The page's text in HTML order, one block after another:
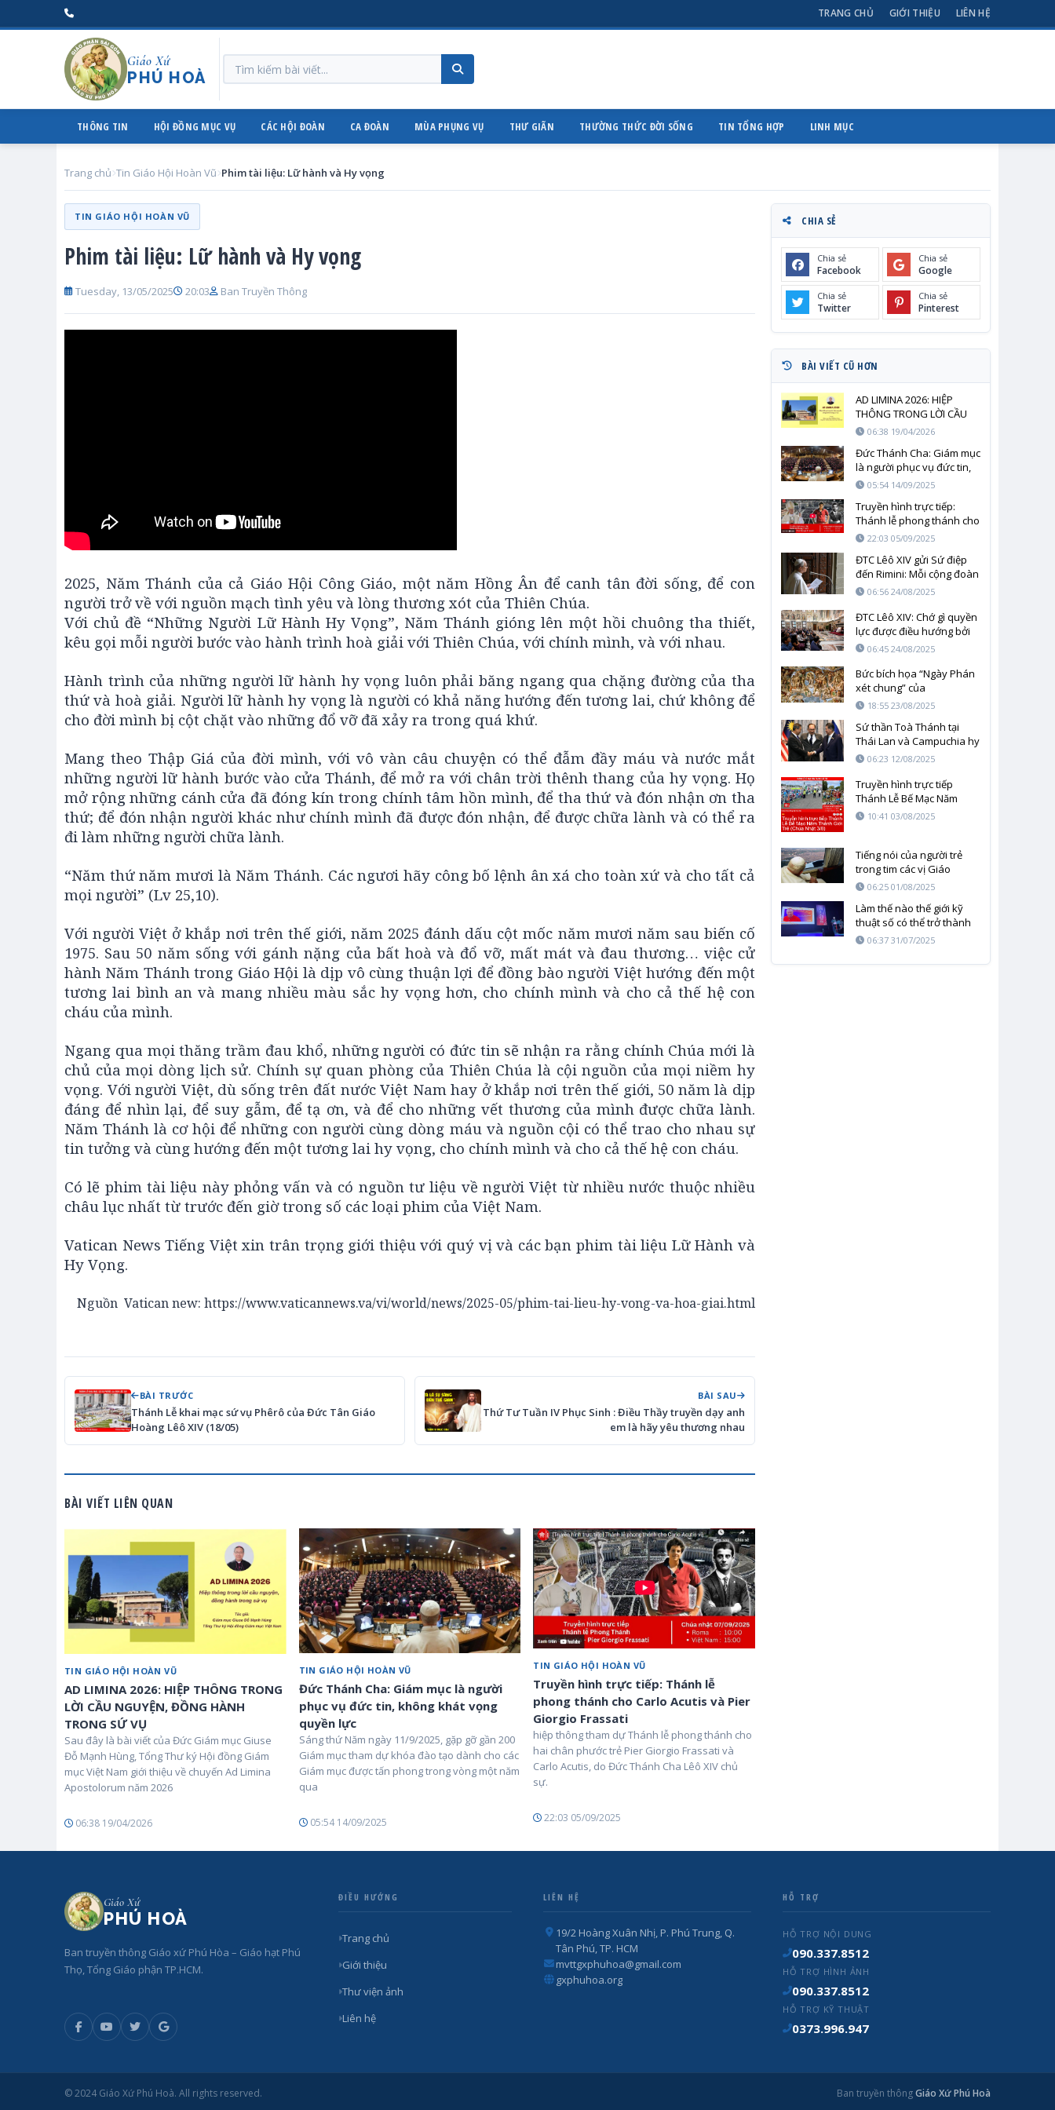
TRANG CHỦ GIỚI THIỆU LIÊN HỆ
Giáo Xứ
PHÚ HOÀ
THÔNG TIN HỘI ĐỒNG MỤC VỤ CÁC HỘI ĐOÀN CA ĐOÀN MÙA PHỤNG VỤ THƯ GIÃN THƯỜNG THỨC ĐỜI SỐNG TIN TỔNG HỢP LINH MỤC
Trang chủ Tin Giáo Hội Hoàn Vũ Phim tài liệu: Lữ hành và Hy vọng
TIN GIÁO HỘI HOÀN VŨ
Phim tài liệu: Lữ hành và Hy vọng
Tuesday, 13/05/2025 20:03 Ban Truyền Thông
2025, Năm Thánh của cả Giáo Hội Công Giáo, một năm Hồng Ân để canh tân đời sống, để con
người trở về với nguồn mạch tình yêu và lòng thương xót của Thiên Chúa.
Với chủ đề “Những Người Lữ Hành Hy Vọng”, Năm Thánh gióng lên một hồi chuông tha thiết,
kêu gọi mỗi người bước vào hành trình hoà giải với Thiên Chúa, với chính mình, và với nhau.
Hành trình của những người lữ hành hy vọng luôn phải băng ngang qua chặng đường của tha
thứ và hoà giải. Người lữ hành hy vọng là người có khả năng hướng đến tương lai, chứ không để
cho đời mình bị cột chặt vào những đổ vỡ đã xảy ra trong quá khứ.
Mang theo Thập Giá của đời mình, với vô vàn câu chuyện có thể đẫm đầy máu và nước mắt
những người lữ hành bước vào cửa Thánh, để mở ra với chân trời thênh thang của hy vọng. Họ
mở rộng những cánh cửa đã đóng kín trong chính tâm hồn mình, để tha thứ và đón nhận ơn tha
thứ; để đón nhận người khác như chính mình đã được đón nhận, để được chữa lành và có thể ra
đi làm những người chữa lành.
“Năm thứ năm mươi là Năm Thánh. Các ngươi hãy công bố lệnh ân xá cho toàn xứ và cho tất cả
mọi người” (Lv 25,10).
Với người Việt ở khắp nơi trên thế giới, năm 2025 đánh dấu cột mốc năm mươi năm sau biến cố
1975. Sau 50 năm sống với gánh nặng của bất hoà và đổ vỡ, mất mát và đau thương… việc cử
hành Năm Thánh trong Giáo Hội là dịp vô cùng thuận lợi để đồng bào người Việt hướng đến một
tương lai bình an và mang nhiều màu sắc hy vọng hơn, cho chính mình và cho cả thế hệ con
cháu của mình.
Ngang qua mọi thăng trầm đau khổ, những người có đức tin sẽ nhận ra rằng chính Chúa mới là
chủ của mọi dòng lịch sử. Chính sự quan phòng của Thiên Chúa là cội nguồn của mọi niềm hy
vọng. Với người Việt, dù sống trên đất nước Việt Nam hay ở khắp nơi trên thế giới, 50 năm là dịp
đáng để nhìn lại, để suy gẫm, để tạ ơn, và để cho những vết thương của mình được chữa lành.
Năm Thánh là cơ hội để những con người cùng dòng máu và nguồn cội có thể trao cho nhau sự
tin tưởng và cùng hướng đến một tương lai hy vọng, cho chính mình và cho cả thế hệ con cháu.
Có lẽ phim tài liệu này phỏng vấn và có nguồn tư liệu về người Việt từ nhiều nước thuộc nhiều
châu lục nhất từ trước đến giờ trong số các loại phim của Việt Nam.
Vatican News Tiếng Việt xin trân trọng giới thiệu với quý vị và các bạn phim tài liệu Lữ Hành và
Hy Vọng.
Nguồn Vatican new: https://www.vaticannews.va/vi/world/news/2025-05/phim-tai-lieu-hy-vong-va-hoa-giai.html
BÀI TRƯỚC
Thánh Lễ khai mạc sứ vụ Phêrô của Đức Tân Giáo
Hoàng Lêô XIV (18/05)
BÀI SAU
Thứ Tư Tuần IV Phục Sinh : Điều Thầy truyền dạy anh
em là hãy yêu thương nhau
BÀI VIẾT LIÊN QUAN
TIN GIÁO HỘI HOÀN VŨ
AD LIMINA 2026: HIỆP THÔNG TRONG
LỜI CẦU NGUYỆN, ĐỒNG HÀNH
TRONG SỨ VỤ
Sau đây là bài viết của Đức Giám mục Giuse
Đỗ Mạnh Hùng, Tổng Thư ký Hội đồng Giám
mục Việt Nam giới thiệu về chuyến Ad Limina
Apostolorum năm 2026
06:38 19/04/2026
TIN GIÁO HỘI HOÀN VŨ
Đức Thánh Cha: Giám mục là người
phục vụ đức tin, không khát vọng
quyền lực
Sáng thứ Năm ngày 11/9/2025, gặp gỡ gần 200
Giám mục tham dự khóa đào tạo dành cho các
Giám mục được tấn phong trong vòng một năm
qua
05:54 14/09/2025
TIN GIÁO HỘI HOÀN VŨ
Truyền hình trực tiếp: Thánh lễ
phong thánh cho Carlo Acutis và Pier
Giorgio Frassati
hiệp thông tham dự Thánh lễ phong thánh cho
hai chân phước trẻ Pier Giorgio Frassati và
Carlo Acutis, do Đức Thánh Cha Lêô XIV chủ
sự.
22:03 05/09/2025
CHIA SẺ
Chia sẻ
Facebook
Chia sẻ
Google
Chia sẻ
Twitter
Chia sẻ
Pinterest
BÀI VIẾT CŨ HƠN
AD LIMINA 2026: HIỆP
THÔNG TRONG LỜI CẦU
NGUYỆN, ĐỒNG HÀNH
06:38 19/04/2026
Đức Thánh Cha: Giám mục
là người phục vụ đức tin,
không khát vọng quyền
05:54 14/09/2025
Truyền hình trực tiếp:
Thánh lễ phong thánh cho
Carlo Acutis và Pier
22:03 05/09/2025
ĐTC Lêô XIV gửi Sứ điệp
đến Rimini: Mỗi cộng đoàn
hãy trở thành một ‘ngôi
06:56 24/08/2025
ĐTC Lêô XIV: Chớ gì quyền
lực được điều hướng bởi
lương tâm
06:45 24/08/2025
Bức bích họa “Ngày Phán
xét chung” của
Michelangelo sẽ được
18:55 23/08/2025
Sứ thần Toà Thánh tại
Thái Lan và Campuchia hy
vọng thoả thuận đạt được
bình ổn định
06:23 12/08/2025
Truyền hình trực tiếp
Thánh Lễ Bế Mạc Năm
Thánh Giới Trẻ (Chúa Nhật
10:41 03/08/2025
Tiếng nói của người trẻ
trong tim các vị Giáo
Hoàng
06:25 01/08/2025
Làm thế nào thế giới kỹ
thuật số có thể trở thành
phương tiện truyền đạt
06:37 31/07/2025
Giáo Xứ
PHÚ HOÀ
Ban truyền thông Giáo xứ Phú Hòa – Giáo hạt Phú
Thọ, Tổng Giáo phận TP.HCM.
ĐIỀU HƯỚNG
Trang chủ
Giới thiệu
Thư viện ảnh
Liên hệ
LIÊN HỆ
19/2 Hoàng Xuân Nhị, P. Phú Trung, Q.
Tân Phú, TP. HCM
mvttgxphuhoa@gmail.com
gxphuhoa.org
HỖ TRỢ
HỖ TRỢ NỘI DUNG
090.337.8512
HỖ TRỢ HÌNH ẢNH
090.337.8512
HỖ TRỢ KỸ THUẬT
0373.996.947
© 2024 Giáo Xứ Phú Hoà. All rights reserved. Ban truyền thôngGiáo Xứ Phú Hoà